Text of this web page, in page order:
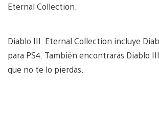
Eternal Collection.
Diablo III: Eternal Collection incluye
para PS4. También encontrarás Diablo
que no te lo pierdas.